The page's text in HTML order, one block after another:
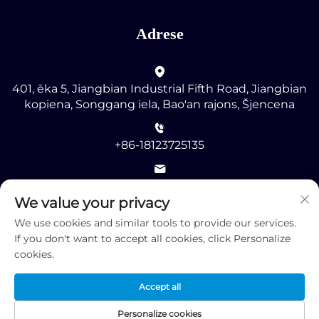
Adrese
401, ēka 5, Jiangbian Industrial Fifth Road, Jiangbian
kopiena, Songgang iela, Bao'an rajons, Šjencena
+86-18123725135
Autortiesības © 2025 ar visām tiesībām patur Shenzhen
RMG Optoelectronics Co., Ltd. -
politika
We value your privacy
We use cookies and similar tools to provide our services.
If you don't want to accept all cookies, click Personalize
cookies.
Personalize cookies
Accept all